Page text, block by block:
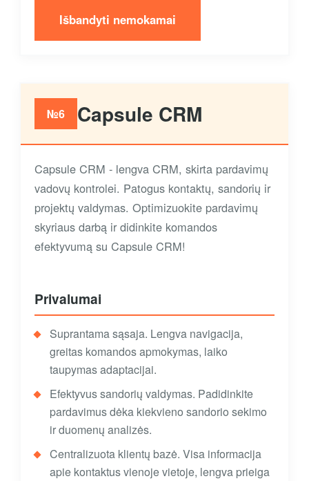
Išbandyti nemokamai
№6 Capsule CRM
Capsule CRM - lengva CRM, skirta pardavimų
vadovų kontrolei. Patogus kontaktų, sandorių ir
projektų valdymas. Optimizuokite pardavimų
skyriaus darbą ir didinkite komandos
efektyvumą su Capsule CRM!
Privalumai
Suprantama sąsaja. Lengva navigacija,
greitas komandos apmokymas, laiko
taupymas adaptacijai.
Efektyvus sandorių valdymas. Padidinkite
pardavimus dėka kiekvieno sandorio sekimo
ir duomenų analizės.
Centralizuota klientų bazė. Visa informacija
apie kontaktus vienoje vietoje, lengva prieiga